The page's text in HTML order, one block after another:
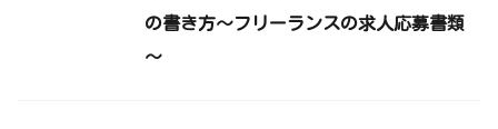
の書き方～フリーランスの求人応募書類
～